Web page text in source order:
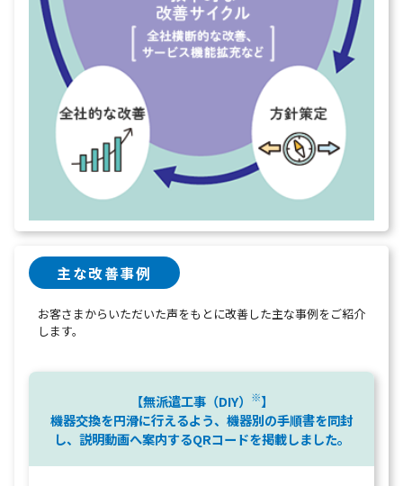
主な改善事例
お客さまからいただいた声をもとに改善した主な事例をご紹介
します。
【無派遣工事（DIY） ※】
機器交換を円滑に行えるよう、機器別の手順書を同封
し、説明動画へ案内するQRコードを掲載しました。